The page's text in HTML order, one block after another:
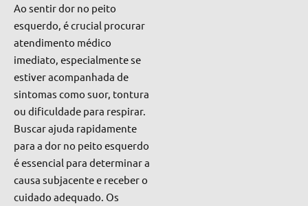
Ao sentir dor no peito
esquerdo, é crucial procurar
atendimento médico
imediato, especialmente se
estiver acompanhada de
sintomas como suor, tontura
ou dificuldade para respirar.
Buscar ajuda rapidamente
para a dor no peito esquerdo
é essencial para determinar a
causa subjacente e receber o
cuidado adequado. Os